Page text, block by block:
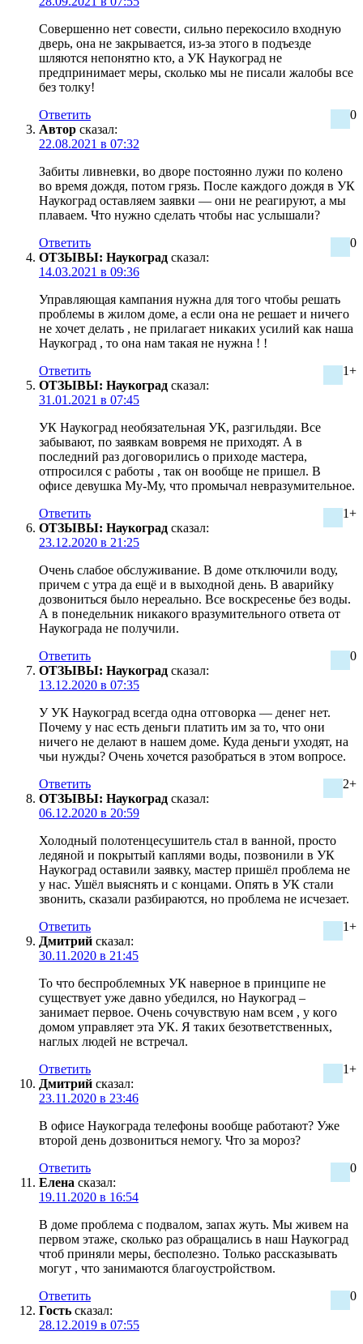
Совершенно нет совести, сильно перекосило входную
дверь, она не закрывается, из-за этого в подъезде
шляются непонятно кто, а УК Наукоград не
предпринимает меры, сколько мы не писали жалобы все
без толку!
0
Ответить
Автор сказал:
22.08.2021 в 07:32
Забиты ливневки, во дворе постоянно лужи по колено
во время дождя, потом грязь. После каждого дождя в УК
Наукоград оставляем заявки — они не реагируют, а мы
плаваем. Что нужно сделать чтобы нас услышали?
0
Ответить
ОТЗЫВЫ: Наукоград сказал:
14.03.2021 в 09:36
Управляющая кампания нужна для того чтобы решать
проблемы в жилом доме, а если она не решает и ничего
не хочет делать , не прилагает никаких усилий как наша
Наукоград , то она нам такая не нужна ! !
1+
Ответить
ОТЗЫВЫ: Наукоград сказал:
31.01.2021 в 07:45
УК Наукоград необязательная УК, разгильдяи. Все
забывают, по заявкам вовремя не приходят. А в
последний раз договорились о приходе мастера,
отпросился с работы , так он вообще не пришел. В
офисе девушка Му-Му, что промычал невразумительное.
1+
Ответить
ОТЗЫВЫ: Наукоград сказал:
23.12.2020 в 21:25
Очень слабое обслуживание. В доме отключили воду,
причем с утра да ещё и в выходной день. В аварийку
дозвониться было нереально. Все воскресенье без воды.
А в понедельник никакого вразумительного ответа от
Наукограда не получили.
0
Ответить
ОТЗЫВЫ: Наукоград сказал:
13.12.2020 в 07:35
У УК Наукоград всегда одна отговорка — денег нет.
Почему у нас есть деньги платить им за то, что они
ничего не делают в нашем доме. Куда деньги уходят, на
чьи нужды? Очень хочется разобраться в этом вопросе.
2+
Ответить
ОТЗЫВЫ: Наукоград сказал:
06.12.2020 в 20:59
Холодный полотенцесушитель стал в ванной, просто
ледяной и покрытый каплями воды, позвонили в УК
Наукоград оставили заявку, мастер пришёл проблема не
у нас. Ушёл выяснять и с концами. Опять в УК стали
звонить, сказали разбираются, но проблема не исчезает.
1+
Ответить
Дмитрий сказал:
30.11.2020 в 21:45
То что беспроблемных УК наверное в принципе не
существует уже давно убедился, но Наукоград –
занимает первое. Очень сочувствую нам всем , у кого
домом управляет эта УК. Я таких безответственных,
наглых людей не встречал.
1+
Ответить
Дмитрий сказал:
23.11.2020 в 23:46
В офисе Наукограда телефоны вообще работают? Уже
второй день дозвониться немогу. Что за мороз?
0
Ответить
Елена сказал:
19.11.2020 в 16:54
В доме проблема с подвалом, запах жуть. Мы живем на
первом этаже, сколько раз обращались в наш Наукоград
чтоб приняли меры, бесполезно. Только рассказывать
могут , что занимаются благоустройством.
0
Ответить
Гость сказал:
28.12.2019 в 07:55